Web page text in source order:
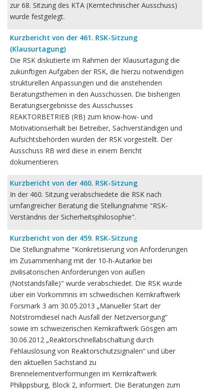
zur 68. Sitzung des KTA (Kerntechnischer Ausschuss)
wurde festgelegt.
Kurzbericht von der 461. RSK-Sitzung
(Klausurtagung)
Die RSK diskutierte im Rahmen der Klausurtagung die
zukünftigen Aufgaben der RSK, die hierzu notwendigen
strukturellen Anpassungen und die anstehenden
Beratungsthemen in den Ausschüssen. Die bisherigen
Beratungsergebnisse des Ausschusses
REAKTORBETRIEB (RB) zum know-how- und
Motivationserhalt bei Betreiber, Sachverständigen und
Aufsichtsbehörden wurden der RSK vorgestellt. Der
Ausschuss RB wird diese in einem Bericht
dokumentieren.
Kurzbericht von der 460. RSK-Sitzung
In der 460. Sitzung verabschiedete die RSK nach
umfangreicher Beratung die Stellungnahme "RSK-
Verständnis der Sicherheitsphilosophie".
Kurzbericht von der 459. RSK-Sitzung
Die Stellungnahme "Konkretisierung von Anforderungen
im Zusammenhang mit der 10-h-Autarkie bei
zivilisatorischen Anforderungen von außen
(Notstandsfälle)" wurde verabschiedet. Die RSK wurde
über ein Vorkommnis im schwedischen Kernkraftwerk
Forsmark 3 am 30.05.2013 „Manueller Start der
Notstromdiesel nach Ausfall der Netzversorgung“
sowie im schweizerischen Kernkraftwerk Gösgen am
30.06.2012 „Reaktorschnellabschaltung durch
Fehlauslösung von Reaktorschutzsignalen“ und über
den aktuellen Sachstand zu
Brennelementverformungen im Kernkraftwerk
Philippsburg, Block 2, informiert. Die Beratungen zum